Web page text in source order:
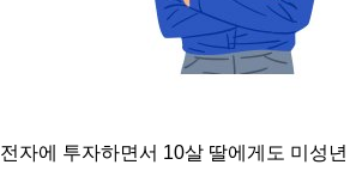
전자에 투자하면서 10살 딸에게도 미성